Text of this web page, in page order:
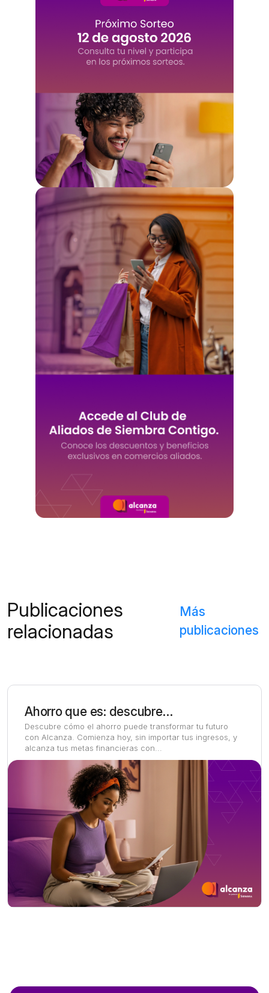
Publicaciones
relacionadas
Más
publicaciones
Ahorro que es: descubre el poder ahora y transforma tu futuro
Descubre cómo el ahorro puede transformar tu futuro
con Alcanza. Comienza hoy, sin importar tus ingresos, y
alcanza tus metas financieras con...